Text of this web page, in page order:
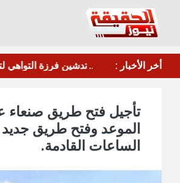
أخر الأخبار :
وقفة احتجاجية أمام سجن المنصورة تطالب بإطلاق سراح المقرحي
تأجيل فتح طريق صنعاء
الموعد وفتح طريق
الساعات القادمة.